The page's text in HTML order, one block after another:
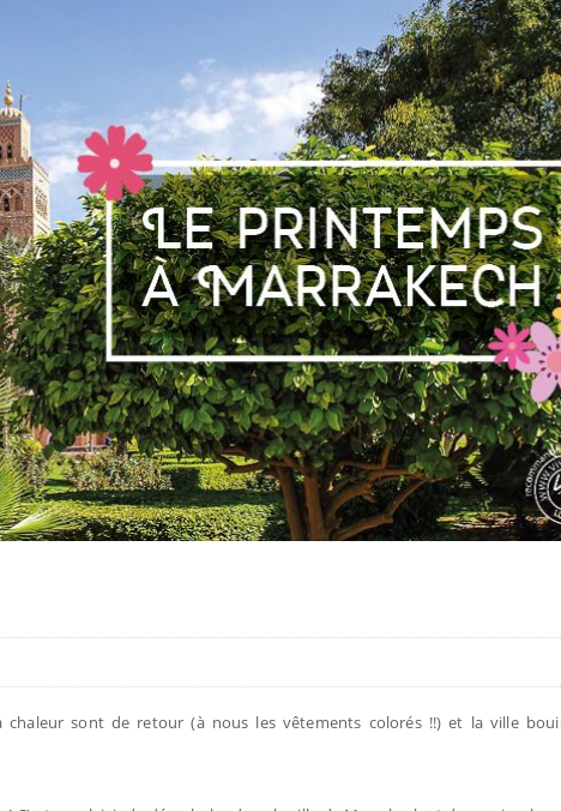
chaleur sont de retour (à nous les vêtements colorés !!) et la ville